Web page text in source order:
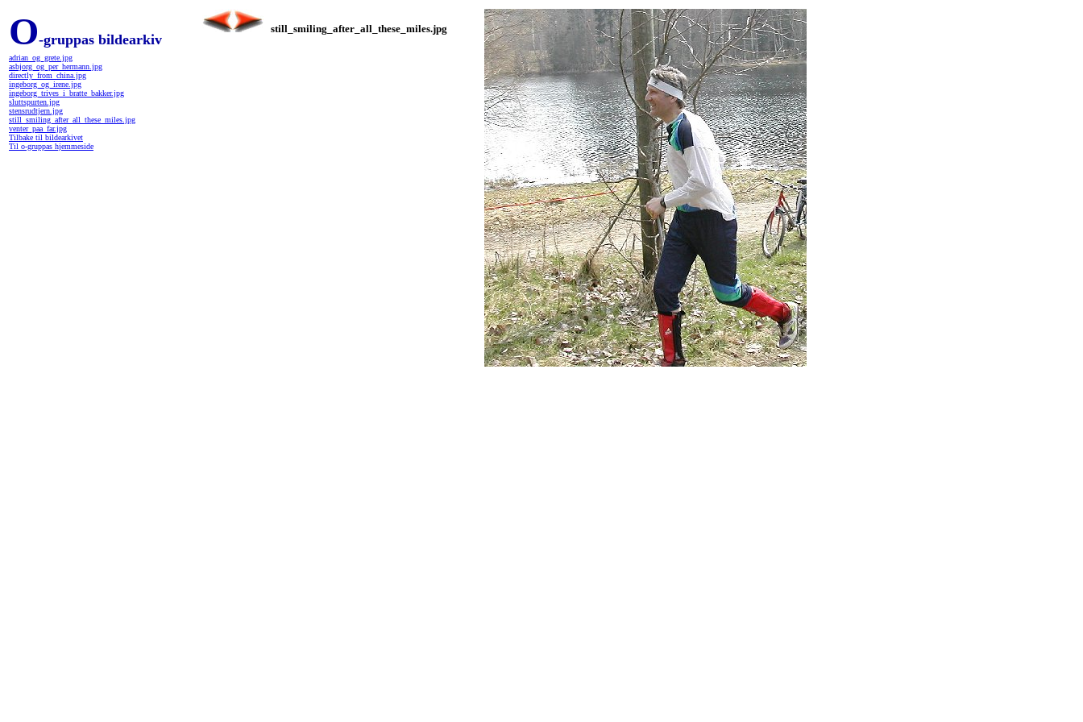
O-gruppas bildearkiv
adrian_og_grete.jpg
asbjorg_og_per_hermann.jpg
directly_from_china.jpg
ingeborg_og_irene.jpg
ingeborg_trives_i_bratte_bakker.jpg
sluttspurten.jpg
stensrudtjern.jpg
still_smiling_after_all_these_miles.jpg
venter_paa_far.jpg
Tilbake til bildearkivet
Til o-gruppas hjemmeside
still_smiling_after_all_these_miles.jpg